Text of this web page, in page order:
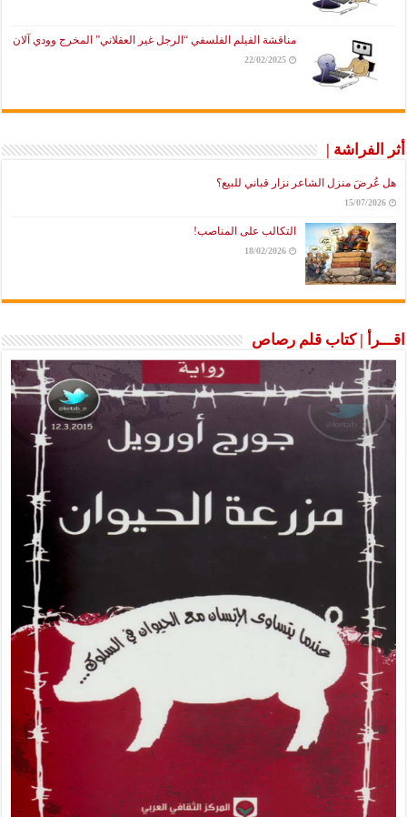
مناقشة الفيلم الفلسفي “الرجل غير العقلاني” المخرج وودي آلان
22/02/2025
أثر الفراشة |
هل عُرضَ منزل الشاعر نزار قباني للبيع؟
15/07/2026
التكالب على المناصب!
18/02/2026
اقـــرأ | كتاب قلم رصاص